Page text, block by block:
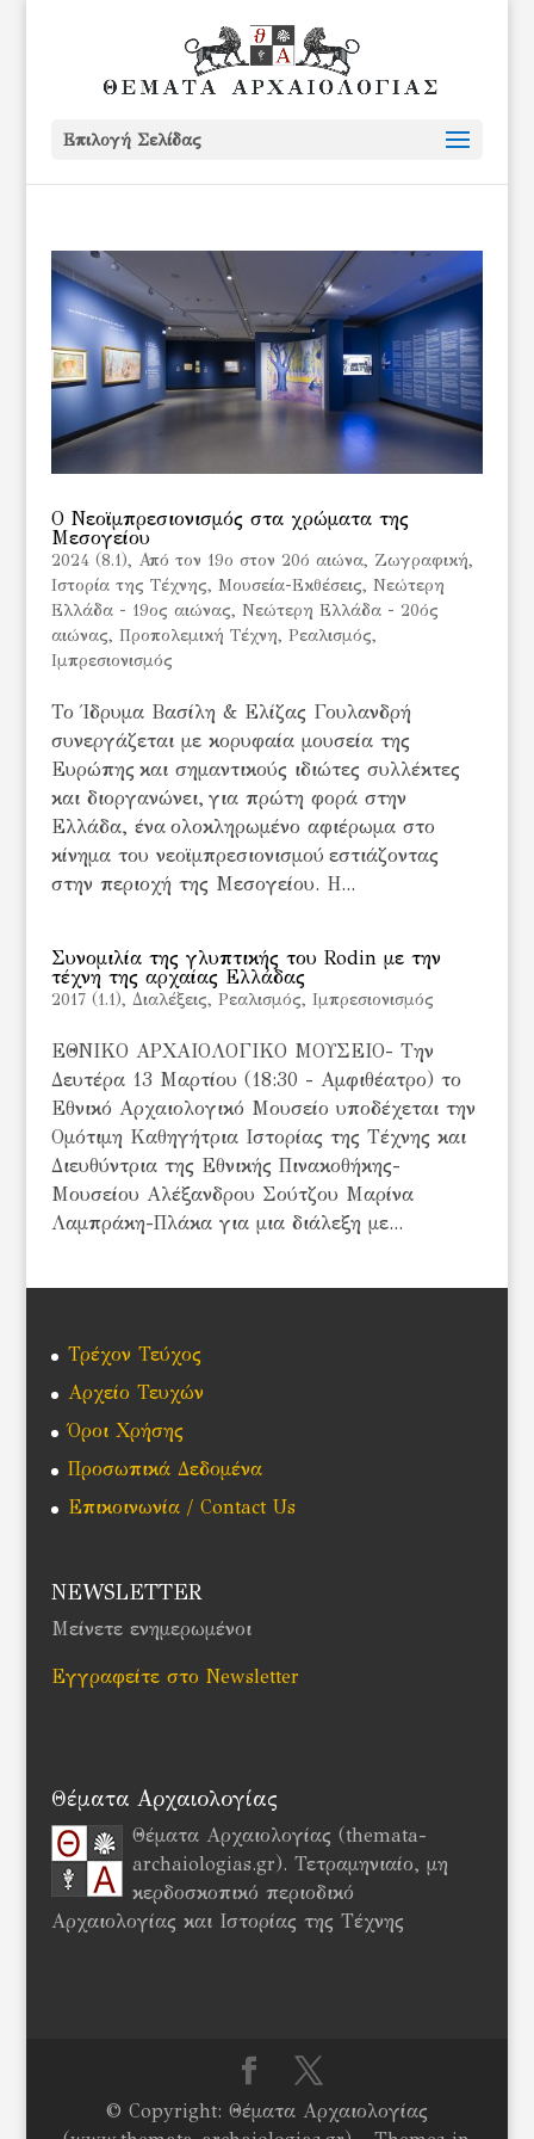
Επιλογή Σελίδας
Ο Νεοϊμπρεσιονισμός στα χρώματα της
Μεσογείου
2024 (8.1), Από τον 19ο στον 20ό αιώνα, Ζωγραφική,
Ιστορία της Τέχνης, Μουσεία-Εκθέσεις, Νεώτερη
Ελλάδα - 19ος αιώνας, Νεώτερη Ελλάδα - 20ός
αιώνας, Προπολεμική Τέχνη, Ρεαλισμός,
Ιμπρεσιονισμός
Το Ίδρυμα Βασίλη & Ελίζας Γουλανδρή
συνεργάζεται με κορυφαία μουσεία της
Ευρώπης και σημαντικούς ιδιώτες συλλέκτες
και διοργανώνει, για πρώτη φορά στην
Ελλάδα, ένα ολοκληρωμένο αφιέρωμα στο
κίνημα του νεοϊμπρεσιονισμού εστιάζοντας
στην περιοχή της Μεσογείου. Η...
Συνομιλία της γλυπτικής του Rodin με την
τέχνη της αρχαίας Ελλάδας
2017 (1.1), Διαλέξεις, Ρεαλισμός, Ιμπρεσιονισμός
ΕΘΝΙΚΟ ΑΡΧΑΙΟΛΟΓΙΚΟ ΜΟΥΣΕΙΟ- Την
Δευτέρα 13 Μαρτίου (18:30 - Αμφιθέατρο) το
Εθνικό Αρχαιολογικό Μουσείο υποδέχεται την
Ομότιμη Καθηγήτρια Ιστορίας της Τέχνης και
Διευθύντρια της Εθνικής Πινακοθήκης-
Μουσείου Αλέξανδρου Σούτζου Μαρίνα
Λαμπράκη-Πλάκα για μια διάλεξη με...
Τρέχον Τεύχος
Αρχείο Τευχών
Όροι Χρήσης
Προσωπικά Δεδομένα
Επικοινωνία / Contact Us
NEWSLETTER
Μείνετε ενημερωμένοι
Εγγραφείτε στο Newsletter
Θέματα Αρχαιολογίας
Θέματα Αρχαιολογίας (themata-
archaiologias.gr). Τετραμηνιαίο, μη
κερδοσκοπικό περιοδικό
Αρχαιολογίας και Ιστορίας της Τέχνης
© Copyright: Θέματα Αρχαιολογίας